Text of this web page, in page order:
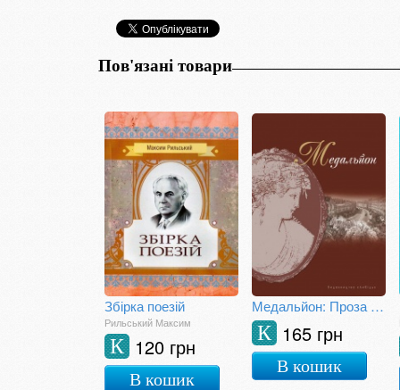
Пов'язані товари
Збірка поезій
Рильський Максим
120 грн
К
В кошик
Медальйон: Проза київських неокласиків
165 грн
К
В кошик